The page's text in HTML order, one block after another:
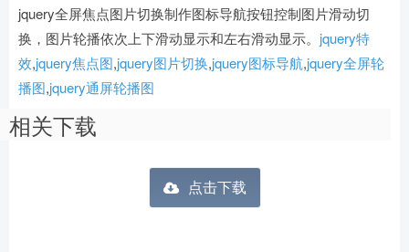
jquery全屏焦点图片切换制作图标导航按钮控制图片滑动切
换，图片轮播依次上下滑动显示和左右滑动显示。 jquery特
效,jquery焦点图,jquery图片切换,jquery图标导航,jquery全屏轮
播图,jquery通屏轮播图
相关下载
点击下载